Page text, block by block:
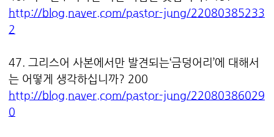
http://blog.naver.com/pastor-jung/22080385233
2
47. 그리스어 사본에서만 발견되는‘금덩어리’에 대해서
는 어떻게 생각하십니까? 200
http://blog.naver.com/pastor-jung/22080386029
0